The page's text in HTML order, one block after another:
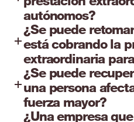
autónomos?
¿Se puede
está cobrando la
extraordinaria
¿Se puede
una persona
fuerza mayor?
¿Una empresa